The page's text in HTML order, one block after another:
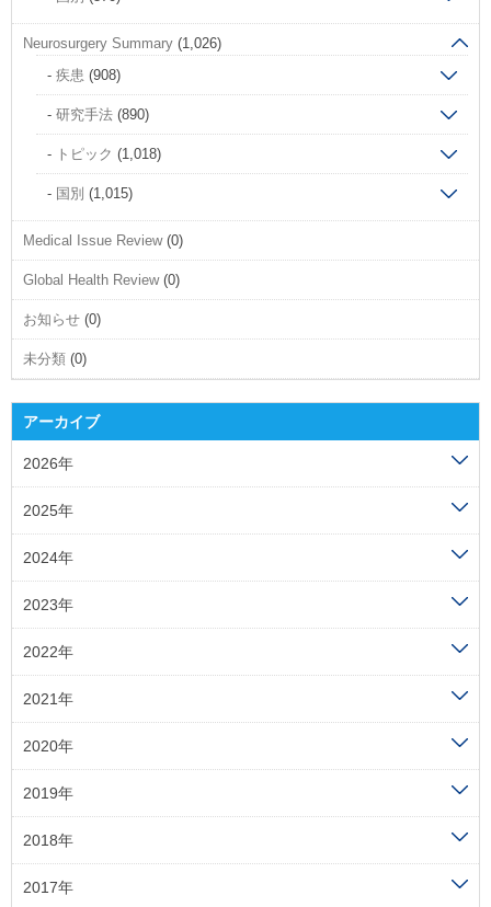
Neurosurgery Summary (1,026)
疾患 (908)
研究手法 (890)
トピック (1,018)
国別 (1,015)
Medical Issue Review(0)
Global Health Review(0)
お知らせ (0)
未分類 (0)
アーカイブ
2026年
2025年
2024年
2023年
2022年
2021年
2020年
2019年
2018年
2017年